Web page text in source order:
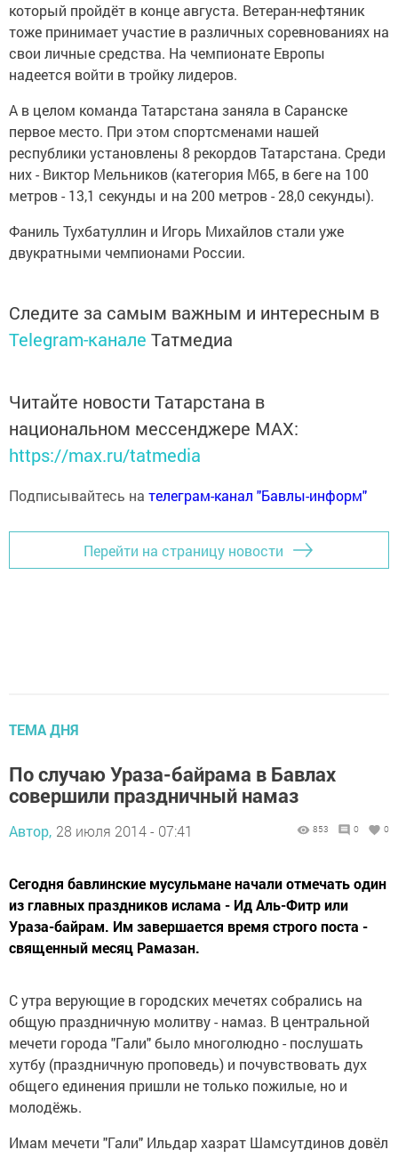
который пройдёт в конце августа. Ветеран-нефтяник
тоже принимает участие в различных соревнованиях на
свои личные средства. На чемпионате Европы
надеется войти в тройку лидеров.
А в целом команда Татарстана заняла в Саранске
первое место. При этом спортсменами нашей
республики установлены 8 рекордов Татарстана. Среди
них - Виктор Мельников (категория М65, в беге на 100
метров - 13,1 секунды и на 200 метров - 28,0 секунды).
Фаниль Тухбатуллин и Игорь Михайлов стали уже
двукратными чемпионами России.
Следите за самым важным и интересным в
Telegram-канале Татмедиа
Читайте новости Татарстана в
национальном мессенджере MАХ:
https://max.ru/tatmedia
Подписывайтесь на телеграм-канал "Бавлы-информ"
Перейти на страницу новости
ТЕМА ДНЯ
По случаю Ураза-байрама в Бавлах
совершили праздничный намаз
Автор, 28 июля 2014 - 07:41 853 0 0
Сегодня бавлинские мусульмане начали отмечать один
из главных праздников ислама - Ид Аль-Фитр или
Ураза-байрам. Им завершается время строго поста -
священный месяц Рамазан.
С утра верующие в городских мечетях собрались на
общую праздничную молитву - намаз. В центральной
мечети города "Гали" было многолюдно - послушать
хутбу (праздничную проповедь) и почувствовать дух
общего единения пришли не только пожилые, но и
молодёжь.
Имам мечети "Гали" Ильдар хазрат Шамсутдинов довёл